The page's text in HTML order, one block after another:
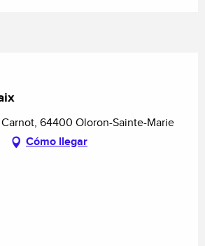
64400 Oloron-Sainte-Marie
Cómo llegar